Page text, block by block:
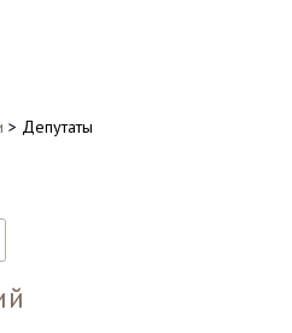
> Депутаты